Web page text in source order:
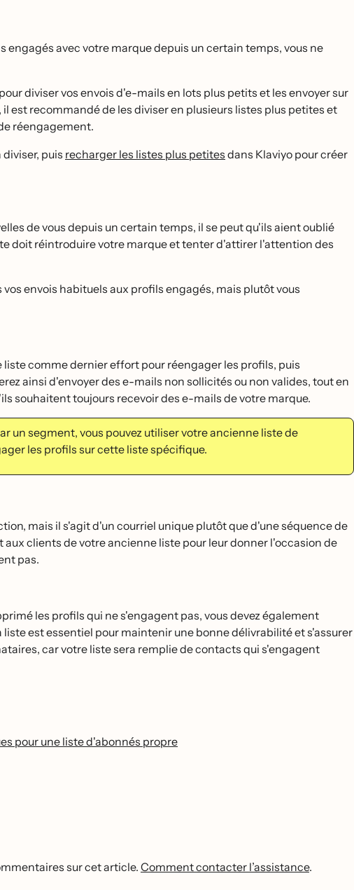
avec votre marque depuis un certain temps, vous ne
diviser vos envois d'e-mails en lots plus petits et les envoyer sur
est recommandé de les diviser en plusieurs listes plus petites et
réengagement.
puis recharger les listes plus petites dans Klaviyo pour créer
de vous depuis un certain temps, il se peut qu'ils aient oublié
doit réintroduire votre marque et tenter d'attirer l'attention des
envois habituels aux profils engagés, mais plutôt vous
liste comme dernier effort pour réengager les profils, puis
ainsi d'envoyer des e-mails non sollicités ou non valides, tout en
souhaitent toujours recevoir des e-mails de votre marque.
un segment, vous pouvez utiliser votre ancienne liste de
les profils sur cette liste spécifique.
mais il s'agit d'un courriel unique plutôt que d'une séquence de
clients de votre ancienne liste pour leur donner l'occasion de
pas.
les profils qui ne s'engagent pas, vous devez également
est essentiel pour maintenir une bonne délivrabilité et s'assurer
car votre liste sera remplie de contacts qui s'engagent
pour une liste d'abonnés propre
sur cet article. Comment contacter l’assistance.